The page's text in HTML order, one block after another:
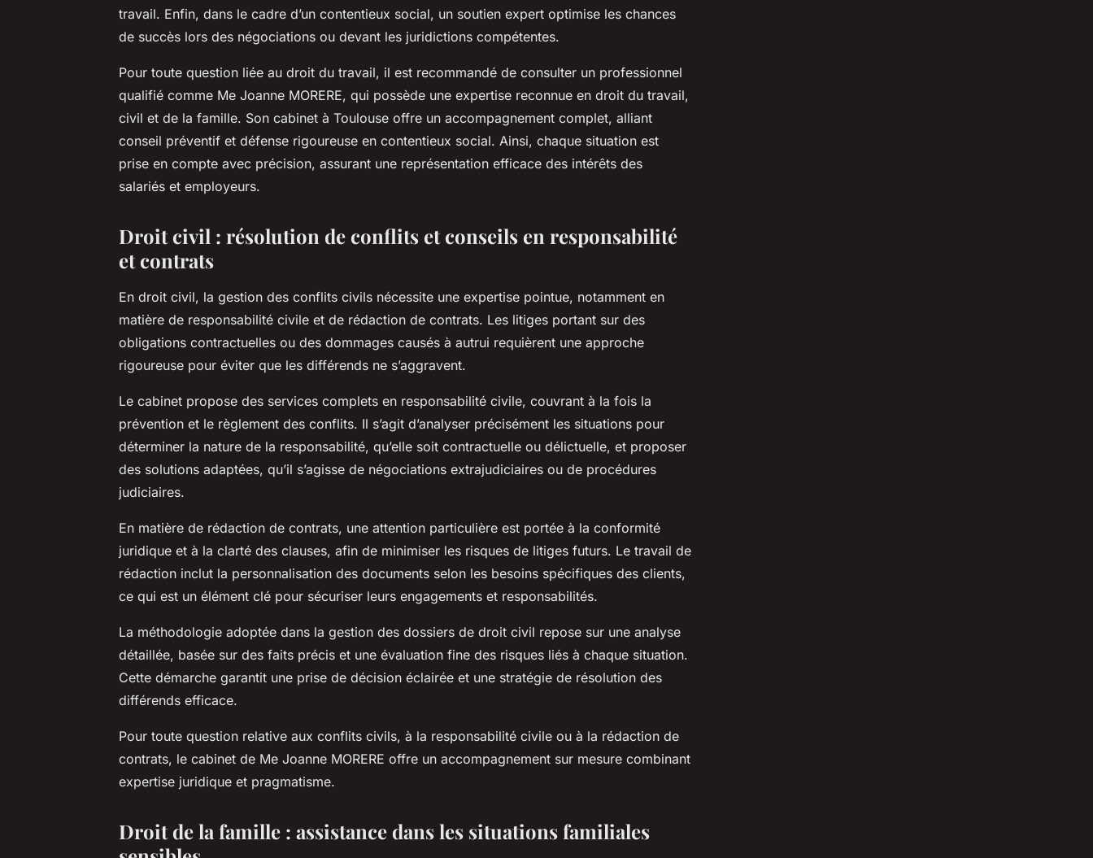
travail. Enfin, dans le cadre d’un contentieux social, un soutien expert optimise les chances
de succès lors des négociations ou devant les juridictions compétentes.
Pour toute question liée au droit du travail, il est recommandé de consulter un professionnel
qualifié comme Me Joanne MORERE, qui possède une expertise reconnue en droit du travail,
civil et de la famille. Son cabinet à Toulouse offre un accompagnement complet, alliant
conseil préventif et défense rigoureuse en contentieux social. Ainsi, chaque situation est
prise en compte avec précision, assurant une représentation efficace des intérêts des
salariés et employeurs.
Droit civil : résolution de conflits et conseils en responsabilité
et contrats
En droit civil, la gestion des conflits civils nécessite une expertise pointue, notamment en
matière de responsabilité civile et de rédaction de contrats. Les litiges portant sur des
obligations contractuelles ou des dommages causés à autrui requièrent une approche
rigoureuse pour éviter que les différends ne s’aggravent.
Le cabinet propose des services complets en responsabilité civile, couvrant à la fois la
prévention et le règlement des conflits. Il s’agit d’analyser précisément les situations pour
déterminer la nature de la responsabilité, qu’elle soit contractuelle ou délictuelle, et proposer
des solutions adaptées, qu’il s’agisse de négociations extrajudiciaires ou de procédures
judiciaires.
En matière de rédaction de contrats, une attention particulière est portée à la conformité
juridique et à la clarté des clauses, afin de minimiser les risques de litiges futurs. Le travail de
rédaction inclut la personnalisation des documents selon les besoins spécifiques des clients,
ce qui est un élément clé pour sécuriser leurs engagements et responsabilités.
La méthodologie adoptée dans la gestion des dossiers de droit civil repose sur une analyse
détaillée, basée sur des faits précis et une évaluation fine des risques liés à chaque situation.
Cette démarche garantit une prise de décision éclairée et une stratégie de résolution des
différends efficace.
Pour toute question relative aux conflits civils, à la responsabilité civile ou à la rédaction de
contrats, le cabinet de Me Joanne MORERE offre un accompagnement sur mesure combinant
expertise juridique et pragmatisme.
Droit de la famille : assistance dans les situations familiales